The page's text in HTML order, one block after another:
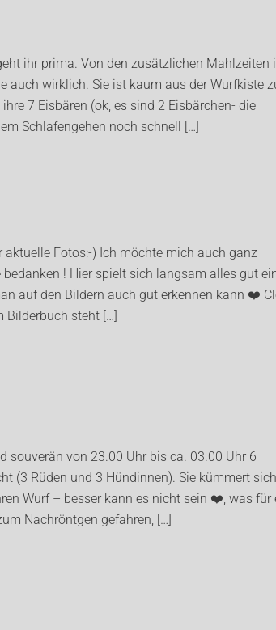
ihr prima. Von den zusätzlichen Mahlzeiten
auch wirklich. Sie ist kaum aus der Wurfkiste
7 Eisbären (ok, es sind 2 Eisbärchen- die
Schlafengehen noch schnell […]
Fotos:-) Ich möchte mich auch ganz
! Hier spielt sich langsam alles gut
auf den Bildern auch gut erkennen kann ❤️
steht […]
souverän von 23.00 Uhr bis ca. 03.00 Uhr 6
(3 Rüden und 3 Hündinnen). Sie kümmert
Wurf – besser kann es nicht sein ❤️, was für
Nachröntgen gefahren, […]